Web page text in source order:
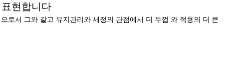
현합니다
로서 그와 같고 유지관리와 세정의 관점에서 더 두껍 와 적용의 더 큰